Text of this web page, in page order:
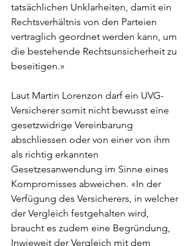
tatsächlichen Unklarheiten, damit ein
Rechtsverhältnis von den Parteien
vertraglich geordnet werden kann, um
die bestehende Rechtsunsicherheit zu
beseitigen.»
Laut Martin Lorenzon darf ein UVG-
Versicherer somit nicht bewusst eine
gesetzwidrige Vereinbarung
abschliessen oder von einer von ihm
als richtig erkannten
Gesetzesanwendung im Sinne eines
Kompromisses abweichen. «In der
Verfügung des Versicherers, in welcher
der Vergleich festgehalten wird,
braucht es zudem eine Begründung,
Inwieweit der Vergleich mit dem